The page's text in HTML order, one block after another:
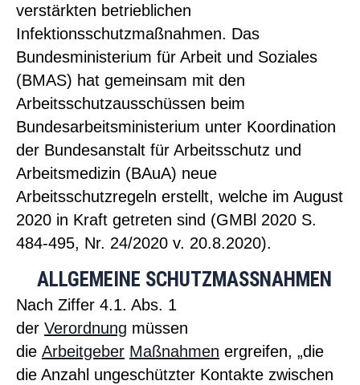
verstärkten betrieblichen
Infektionsschutzmaßnahmen. Das
Bundesministerium für Arbeit und Soziales
(BMAS) hat gemeinsam mit den
Arbeitsschutzausschüssen beim
Bundesarbeitsministerium unter Koordination
der Bundesanstalt für Arbeitsschutz und
Arbeitsmedizin (BAuA) neue
Arbeitsschutzregeln erstellt, welche im August
2020 in Kraft getreten sind (GMBl 2020 S.
484-495, Nr. 24/2020 v. 20.8.2020).
ALLGEMEINE SCHUTZMASSNAHMEN
Nach Ziffer 4.1. Abs. 1
der Verordnung müssen
die Arbeitgeber Maßnahmen ergreifen, „die
die Anzahl ungeschützter Kontakte zwischen